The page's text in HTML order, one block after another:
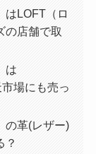
はLOFT（ロ
の店舗で取
は
場にも売っ
の革(レザー)
？